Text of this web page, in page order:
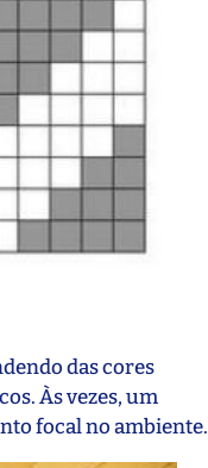
das cores
Às vezes, um
focal no ambiente.